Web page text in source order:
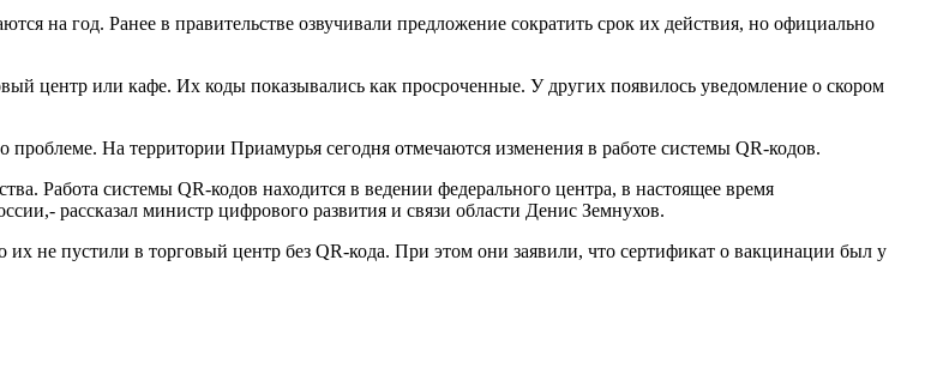
на год. Ранее в правительстве озвучивали предложение сократить срок их действия, но официально
центр или кафе. Их коды показывались как просроченные. У других появилось уведомление о скором
На территории Приамурья сегодня отмечаются изменения в работе системы QR-кодов.
Работа системы QR-кодов находится в ведении федерального центра, в настоящее время
рассказал министр цифрового развития и связи области Денис Земнухов.
их не пустили в торговый центр без QR-кода. При этом они заявили, что сертификат о вакцинации был у